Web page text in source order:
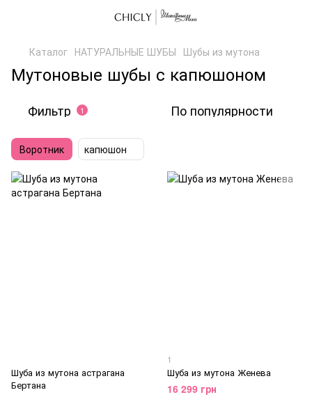
Каталог НАТУРАЛЬНЫЕ ШУБЫ Шубы из мутона
Мутоновые шубы с капюшоном
Фильтр 1 По популярности
Воротник капюшон
Шуба из мутона астрагана
Бертана
1
Шуба из мутона Женева
16 299 грн